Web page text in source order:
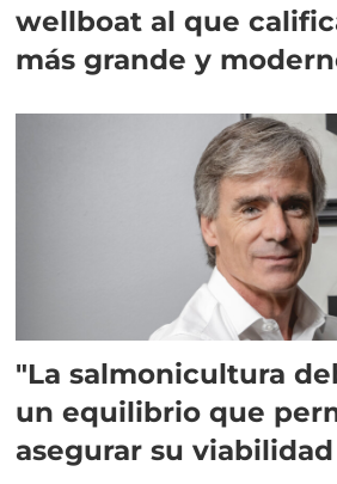
wellboat al que
más grande y
"La salmonicultura
un equilibrio que
asegurar su